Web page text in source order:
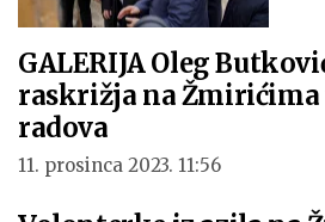
GALERIJA Oleg
raskrižja na Žmirićima
radova
11. prosinca 2023. 11:56